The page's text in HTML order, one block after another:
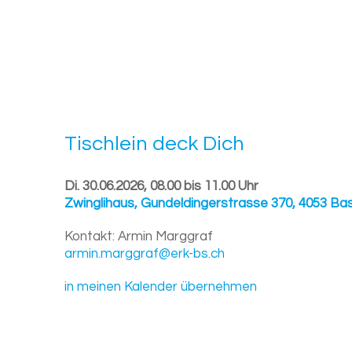
Tisch­lein deck Dich
Di. 30.06.2026, 08.00 bis 11.00 Uhr
Zwinglihaus, Gundeldingerstrasse 370, 4053
Kontakt: Armin Marggraf
armin.marggraf@erk-bs.ch
in meinen Kalender übernehmen